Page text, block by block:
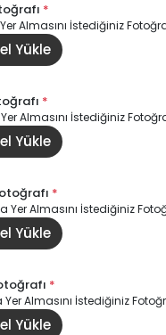
*
Almasını İstediğiniz
Yükle
*
Almasını İstediğiniz
Yükle
*
Yer Almasını İstediğiniz
Yükle
*
Yer Almasını İstediğiniz
Yükle